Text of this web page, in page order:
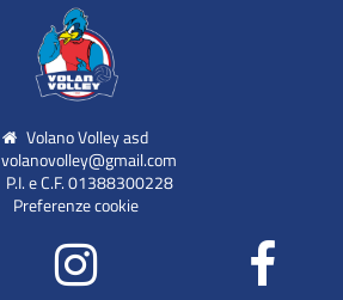
Volano Volley asd
volanovolley@gmail.com
P.I. e C.F. 01388300228
Preferenze cookie